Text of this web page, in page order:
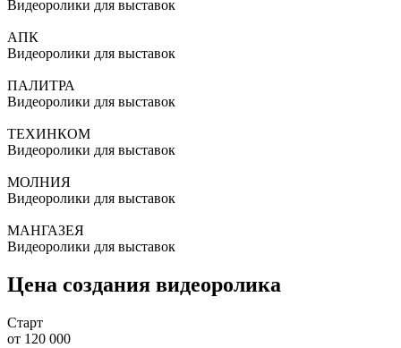
Видеоролики для выставок
АПК
Видеоролики для выставок
ПАЛИТРА
Видеоролики для выставок
ТЕХИНКОМ
Видеоролики для выставок
МОЛНИЯ
Видеоролики для выставок
МАНГАЗЕЯ
Видеоролики для выставок
Цена создания видеоролика
Старт
от 120 000